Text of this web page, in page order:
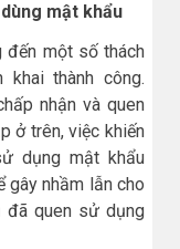
mật khẩu
đến một số thách
thành công.
nhận và quen
ở trên, việc khiến
dụng mật khẩu
gây nhầm lẫn cho
đã quen sử dụng